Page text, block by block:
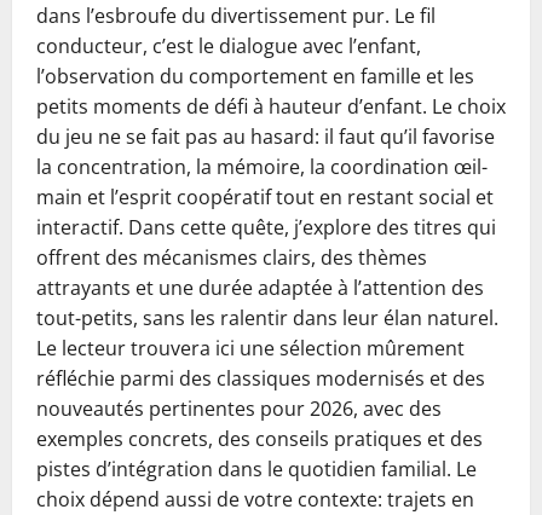
dans l’esbroufe du divertissement pur. Le fil
conducteur, c’est le dialogue avec l’enfant,
l’observation du comportement en famille et les
petits moments de défi à hauteur d’enfant. Le choix
du jeu ne se fait pas au hasard: il faut qu’il favorise
la concentration, la mémoire, la coordination œil-
main et l’esprit coopératif tout en restant social et
interactif. Dans cette quête, j’explore des titres qui
offrent des mécanismes clairs, des thèmes
attrayants et une durée adaptée à l’attention des
tout-petits, sans les ralentir dans leur élan naturel.
Le lecteur trouvera ici une sélection mûrement
réfléchie parmi des classiques modernisés et des
nouveautés pertinentes pour 2026, avec des
exemples concrets, des conseils pratiques et des
pistes d’intégration dans le quotidien familial. Le
choix dépend aussi de votre contexte: trajets en